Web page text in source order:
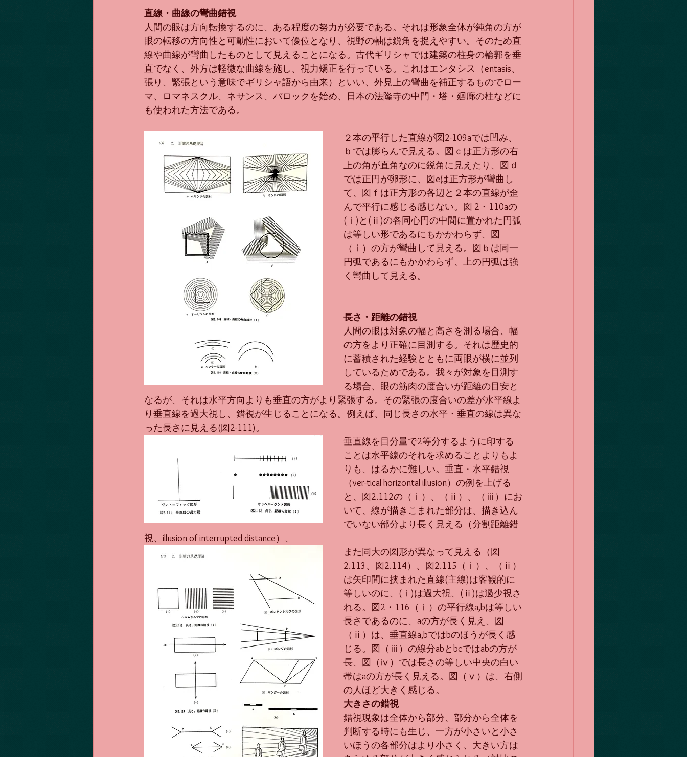
直線・曲線の彎曲錯視
人間の眼は方向転換するのに、ある程度の努力が必要である。それは形象全体が鈍角の方が
眼の転移の方向性と可動性において優位となり、視野の軸は鋭角を捉えやすい。そのため直
線や曲線が彎曲したものとして見えることになる。古代ギリシャでは建築の柱身の輪郭を垂
直でなく、外方は軽微な曲線を施し、視力矯正を行っている。これはエンタシス（entasis、
張り、緊張という意味でギリシャ語から由来）といい、外見上の彎曲を補正するものでロー
マ、ロマネスクル、ネサンス、バロックを始め、日本の法隆寺の中門・塔・廻廊の柱などに
も使われた方法である。
２本の平行した直線が図2-109aでは凹み、
ｂでは膨らんで見える。図ｃは正方形の右
上の角が直角なのに鋭角に見えたり、図ｄ
では正円が卵形に、図eは正方形が彎曲し
て、図ｆは正方形の各辺と２本の直線が歪
んで平行に感じる感じない。図 2・110aの
(ⅰ)と(ⅱ)の各同心円の中間に置かれた円弧
は等しい形であるにもかかわらず、図
（ⅰ）の方が彎曲して見える。図ｂは同一
円弧であるにもかかわらず、上の円弧は強
く彎曲して見える。
長さ・距離の錯視
人間の眼は対象の幅と高さを測る場合、幅
の方をより正確に目測する。それは歴史的
に蓄積された経験とともに両眼が横に並列
しているためである。我々が対象を目測す
る場合、眼の筋肉の度合いが距離の目安と
なるが、それは水平方向よりも垂直の方がより緊張する。その緊張の度合いの差が水平線よ
り垂直線を過大視し、錯視が生じることになる。例えば、同じ長さの水平・垂直の線は異な
った長さに見える(図2-111)。
垂直線を目分量で2等分するように印する
ことは水平線のそれを求めることよりもよ
りも、はるかに難しい。垂直・水平錯視
（ver-tical horizontal illusion）の例を上げる
と、図2.112の（ⅰ）、（ⅱ）、（ⅲ）にお
いて、線が描きこまれた部分は、描き込ん
でいない部分より長く見える（分割距離錯
視、illusion of interrupted distance）、
また同大の図形が異なって見える（図
2.113、図2.114）、図2.115（ⅰ）、（ⅱ）
は矢印間に挟まれた直線(主線)は客観的に
等しいのに、(ⅰ)は過大視、(ⅱ)は過少視さ
れる。図2・116（ⅰ）の平行線a,bは等しい
長さであるのに、aの方が長く見え、図
（ⅱ）は、垂直線a,bではbのほうが長く感
じる。図（ⅲ）の線分abとbcではabの方が
長、図（ⅳ）では長さの等しい中央の白い
帯はaの方が長く見える。図（ⅴ）は、右側
の人ほど大きく感じる。
大きさの錯視
錯視現象は全体から部分、部分から全体を
判断する時にも生じ、一方が小さいと小さ
いほうの各部分はより小さく、大きい方は